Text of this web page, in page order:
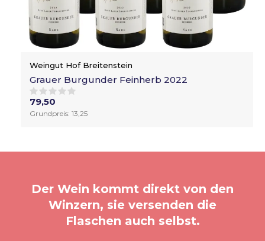
Weingut Hof Breitenstein
Grauer Burgunder Feinherb 2022
79,50
Grundpreis: 13,25
Der Wein kommt direkt von den
Winzern, sie versenden die
Flaschen auch selbst.